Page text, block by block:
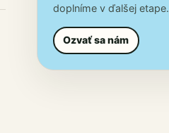
doplníme v ďalšej etape.
Ozvať sa nám